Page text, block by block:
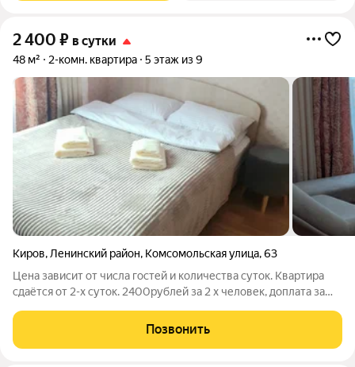
2 400 ₽ в сутки
48 м² 2-комн. квартира 5 этаж из 9
Киров, Ленинский район, Комсомольская улица,63
Цена зависит от числа гостей и количества суток. Квартира
сдаётся от 2-х суток. 2400рублей за 2 х человек, доплата за
3100р. сутки , 5 гостя-3450 р.сутки). В квартире может
проживать до 5
Позвонить